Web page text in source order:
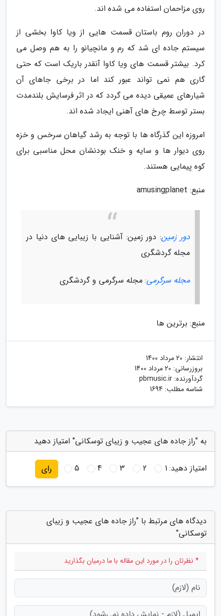
روی مزاحمان استفاده می شده اند.
در دوران روم باستان قسمت هایی از ویا کاوا بخشی از
سیستم جاده ای شد که رم و مانچیانو را به هم وصل می
کرد. بیشتر قسمت های ویا کاوا آنقدر باریک است که حتی
گاری هم نمی تواند عبور کند اما در برخی جاهای آن
شیارهای عمیقی دیده می گردد که در اثر فرسایش بلندمدت
بستر توسط چرخ های آهنی ایجاد شده اند.
امروزه این گذرگاه ها با توجه به رشد گیاهان سرخس و خزه
روی دیوار ها و سایه و خنک بودنشان محل مناسبی برای
کوه پیمایی هستند.
منبع: amusingplanet
دور زمین: دور زمین: آشنایی با زیبایی های دنیا در
مجله گردشگری
مجله سرگرمی: مجله سرگرمی و گردشگری
منبع: برترین ها
انتشار: 20 مرداد 1400
بروزرسانی: 20 مرداد 1400
گردآورنده: pbmusic.ir
شناسه مطلب: 1694
به "راز جاده های عجیب و زیبای توسکانی" امتیاز دهید
امتیاز دهید:1
2
3
4
5 رای
دیدگاه های مرتبط با "راز جاده های عجیب و زیبای
توسکانی"
* نظرتان را در مورد این مقاله با ما درمیان بگذارید